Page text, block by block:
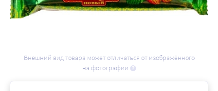
Внешний вид товара может отличаться от изображённого
на фотографии